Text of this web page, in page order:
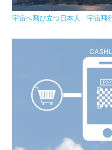
宇宙へ飛び立つ日本人 宇宙飛